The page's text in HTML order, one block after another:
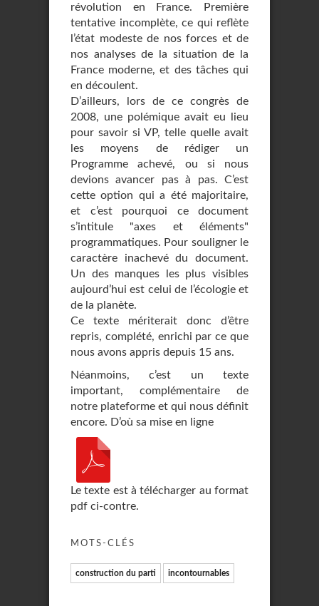
révolution en France. Première
tentative incomplète, ce qui reflète
l’état modeste de nos forces et de
nos analyses de la situation de la
France moderne, et des tâches qui
en découlent.
D’ailleurs, lors de ce congrès de
2008, une polémique avait eu lieu
pour savoir si VP, telle quelle avait
les moyens de rédiger un
Programme achevé, ou si nous
devions avancer pas à pas. C’est
cette option qui a été majoritaire,
et c’est pourquoi ce document
s’intitule "axes et éléments"
programmatiques. Pour souligner le
caractère inachevé du document.
Un des manques les plus visibles
aujourd’hui est celui de l’écologie et
de la planète.
Ce texte mériterait donc d’être
repris, complété, enrichi par ce que
nous avons appris depuis 15 ans.
Néanmoins, c’est un texte
important, complémentaire de
notre plateforme et qui nous définit
encore. D’où sa mise en ligne
Le texte est à télécharger au format
pdf ci-contre.
MOTS-CLÉS
construction du parti incontournables